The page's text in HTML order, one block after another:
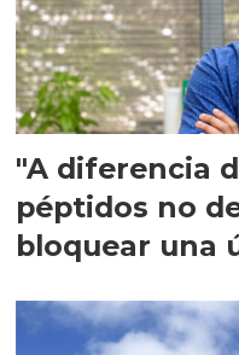
"A diferencia
péptidos no
bloquear una